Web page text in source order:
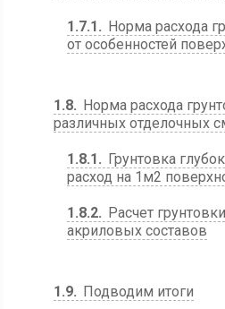
1.7.1
Норма расхода
от особенностей
1.8
Норма расхода
различных отделочных
1.8.1
Грунтовка
расход на 1м2
1.8.2
Расчет
акриловых составов
1.9
Подводим итоги